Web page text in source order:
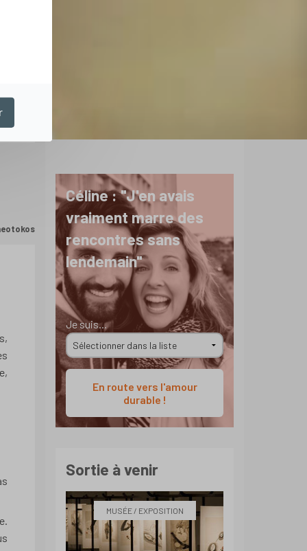
Céline : "J'en avais
vraiment marre des
rencontres sans
lendemain"
Je suis...
En route vers l'amour
durable !
Sortie à venir
MUSÉE / EXPOSITION